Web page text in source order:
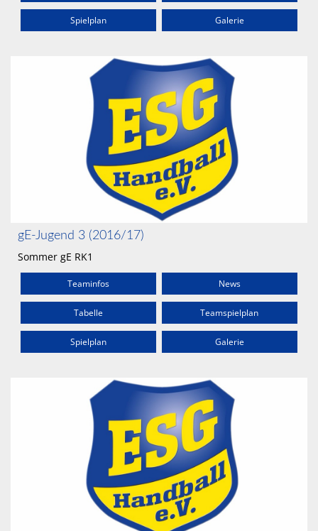
Spielplan Galerie
gE-Jugend 3 (2016/17)
Sommer gE RK1
Teaminfos News
Tabelle Teamspielplan
Spielplan Galerie